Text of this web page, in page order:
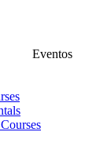
Eventos